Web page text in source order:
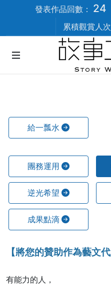
發表作品回數： 24
累積觀賞人次
給一瓢水
團務運用
逆光希望
成果點滴
【將您的贊助作為藝文
有能力的人，